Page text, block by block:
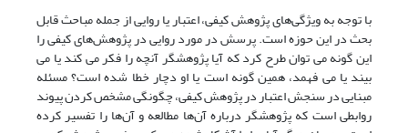
با توجه به ویژگی‌های پژوهش کیفی، اعتبار یا روایی از جمله مباحث قابل
بحث در این حوزه است. پرسش در مورد روایی در پژوهش‌های کیفی را
این گونه می توان طرح کرد که آیا پژوهشگر آنچه را فکر می کند یا می
بیند یا می فهمد، همین گونه است یا او دچار خطا شده است؟ مسئله
مبنایی در سنجش اعتبار در پژوهش کیفی، چگونگی مشخص کردن پیوند
روابطی است که پژوهشگر درباره آن‌ها مطالعه و آن‌ها را تفسیر کرده